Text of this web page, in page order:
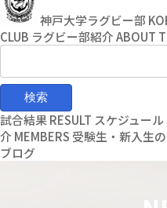
神戸大学ラグビー部
CLUB ラグビー部紹介ABOUT
試合結果RESULT スケジュール
介 MEMBERS 受験生・新入生
ブログ